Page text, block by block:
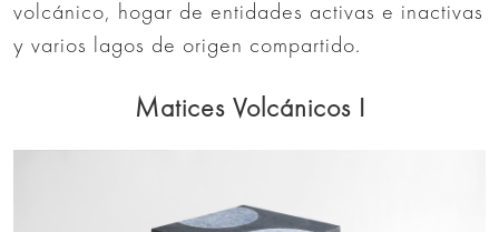
volcánico, hogar de entidades activas e inactivas
y varios lagos de origen compartido.
Matices Volcánicos I